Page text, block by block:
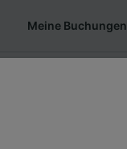
Meine Buchungen